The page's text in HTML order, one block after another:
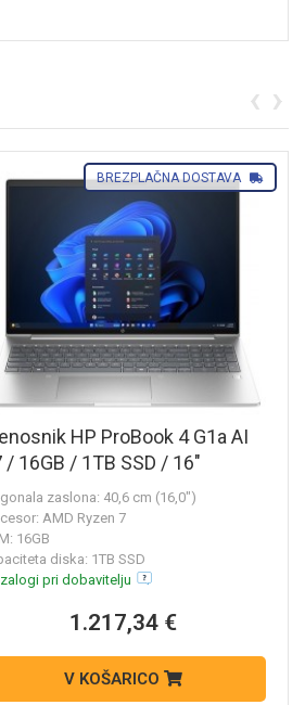
BREZPLAČNA DOSTAVA
HP ProBook 4 G1a AI
/ 16GB / 1TB SSD / 16"
/ Windows 11 Pro
zaslona: 40,6 cm (16,0")
AMD Ryzen 7
16GB
diska: 1TB SSD
pri dobavitelju
1.217,34 €
V KOŠARICO
‹ ›